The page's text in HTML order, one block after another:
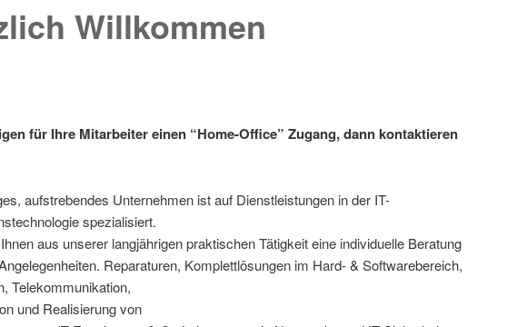
Willkommen
für Ihre Mitarbeiter einen “Home-Office” Zugang, dann kontaktieren
aufstrebendes Unternehmen ist auf Dienstleistungen in der IT-
spezialisiert.
aus unserer langjährigen praktischen Tätigkeit eine individuelle Beratung
Reparaturen, Komplettlösungen im Hard- & Softwarebereich,
Telekommunikation,
und Realisierung von